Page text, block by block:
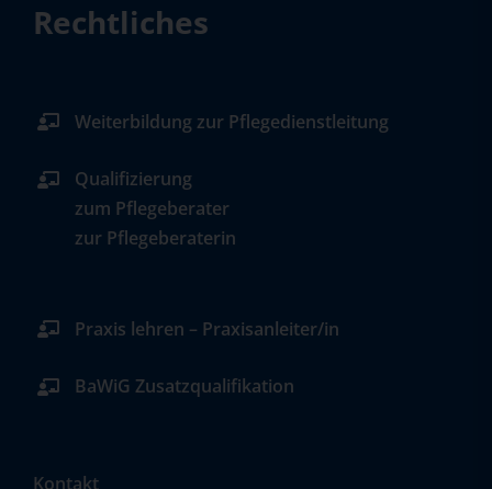
Rechtliches
Weiterbildung zur Pflegedienstleitung
Qualifizierung
zum Pflegeberater
zur Pflegeberaterin
Praxis lehren – Praxisanleiter/in
BaWiG Zusatzqualifikation
Kontakt